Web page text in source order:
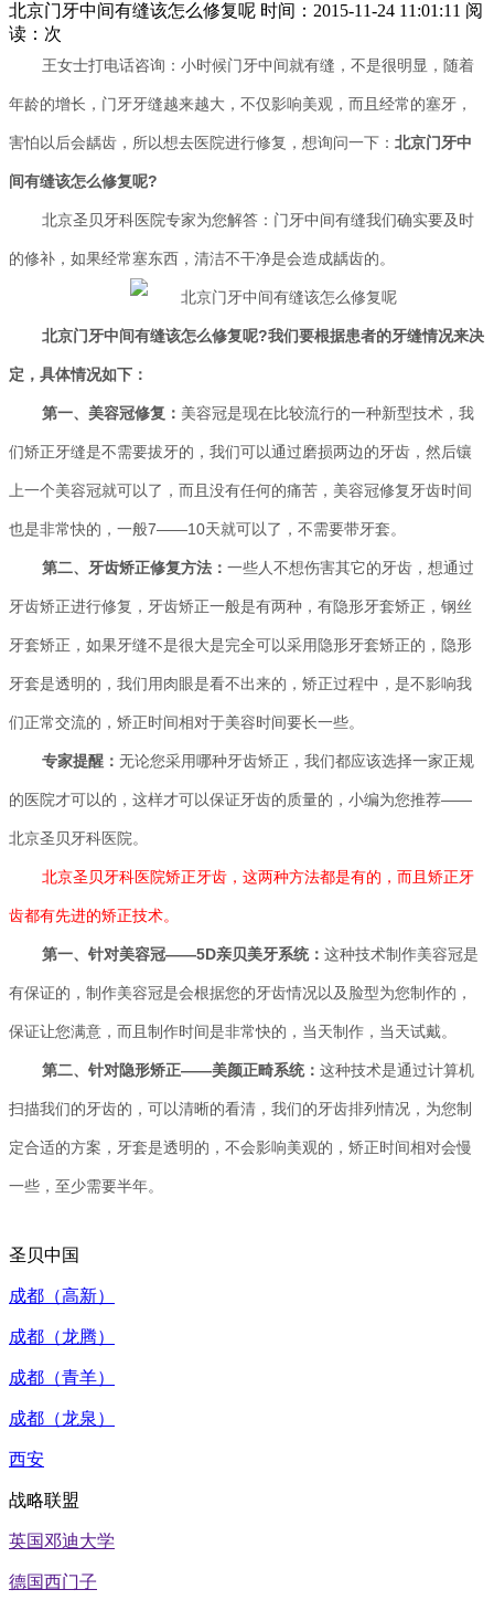
北京门牙中间有缝该怎么修复呢 时间：2015-11-24 11:01:11 阅
读： 次
王女士打电话咨询：小时候门牙中间就有缝，不是很明显，随着
年龄的增长，门牙牙缝越来越大，不仅影响美观，而且经常的塞牙，
害怕以后会龋齿，所以想去医院进行修复，想询问一下： 北京门牙中
间有缝该怎么修复呢?
北京圣贝牙科医院专家为您解答：门牙中间有缝我们确实要及时
的修补，如果经常塞东西，清洁不干净是会造成龋齿的。
北京门牙中间有缝该怎么修复呢?我们要根据患者的牙缝情况来决
定，具体情况如下：
第一、 美容冠修复： 美容冠是现在比较流行的一种新型技术，我
们矫正牙缝是不需要拔牙的，我们可以通过磨损两边的牙齿，然后镶
上一个美容冠就可以了，而且没有任何的痛苦，美容冠修复牙齿时间
也是非常快的，一般7——10天就可以了，不需要带牙套。
第二、牙齿矫正修复方法： 一些人不想伤害其它的牙齿，想通过
牙齿矫正进行修复，牙齿矫正一般是有两种，有隐形牙套矫正，钢丝
牙套矫正，如果牙缝不是很大是完全可以采用隐形牙套矫正的，隐形
牙套是透明的，我们用肉眼是看不出来的，矫正过程中，是不影响我
们正常交流的，矫正时间相对于美容时间要长一些。
专家提醒： 无论您采用哪种牙齿矫正，我们都应该选择一家正规
的医院才可以的，这样才可以保证牙齿的质量的，小编为您推荐——
北京圣贝牙科医院。
北京圣贝牙科医院矫正牙齿，这两种方法都是有的，而且矫正牙
齿都有先进的矫正技术。
第一、针对美容冠——5D亲贝美牙系统： 这种技术制作美容冠是
有保证的，制作美容冠是会根据您的牙齿情况以及脸型为您制作的，
保证让您满意，而且制作时间是非常快的，当天制作，当天试戴。
第二、针对隐形矫正——美颜正畸系统： 这种技术是通过计算机
扫描我们的牙齿的，可以清晰的看清，我们的牙齿排列情况，为您制
定合适的方案，牙套是透明的，不会影响美观的，矫正时间相对会慢
一些，至少需要半年。
圣贝中国
成都（高新）
成都（龙腾）
成都（青羊）
成都（龙泉）
西安
战略联盟
英国邓迪大学
德国西门子